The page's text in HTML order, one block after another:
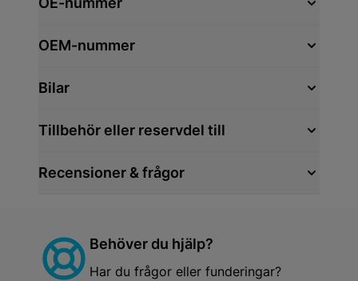
OEM-nummer
Bilar
Tillbehör eller reservdel till
Recensioner & frågor
Behöver du hjälp?
Har du frågor eller funderingar?